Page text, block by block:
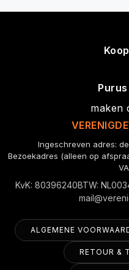
maken
Ingeschreven adres:
Bezoekadres (alleen op
KvK: 80396240BTW:
ALGEMENE
RETOUR &